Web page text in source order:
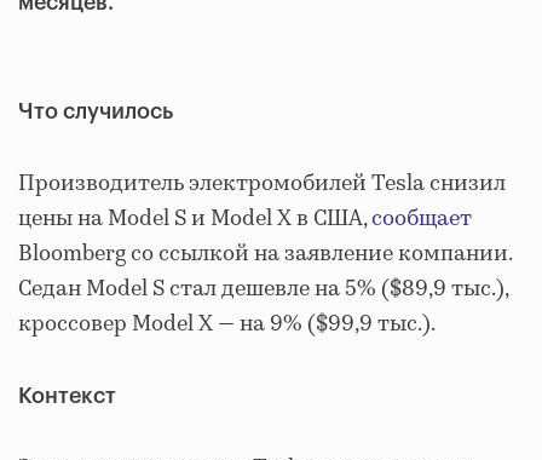
Что случилось
Производитель электромобилей Tesla снизил
цены на Model S и Model X в США,сообщает
Bloomberg со ссылкой на заявление компании.
Седан Model S стал дешевле на 5% ($89,9 тыс.),
кроссовер Model X — на 9% ($99,9 тыс.).
Контекст